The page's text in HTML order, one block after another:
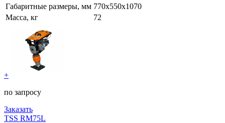
Габаритные размеры, мм 770х550х1070
Масса, кг
72
+
по запросу
Заказать
TSS RM75L